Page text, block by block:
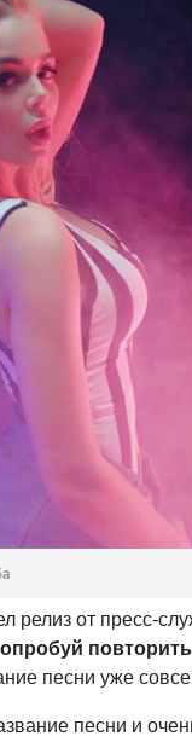
релиз от пресс-
песни уже
песни и